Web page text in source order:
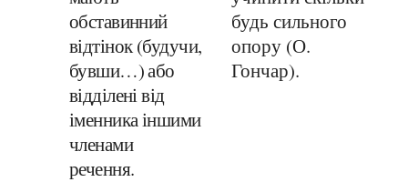
обставинний
відтінок (будучи,
бувши…) або
відділені від
іменника іншими
членами
речення.
будь сильного
опору (О.
Гончар).